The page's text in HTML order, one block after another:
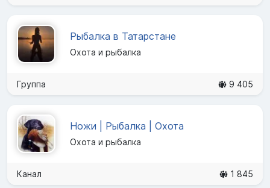
Рыбалка в Татарстане
Охота и рыбалка
Группа 9 405
Ножи | Рыбалка | Охота
Охота и рыбалка
Канал 1 845